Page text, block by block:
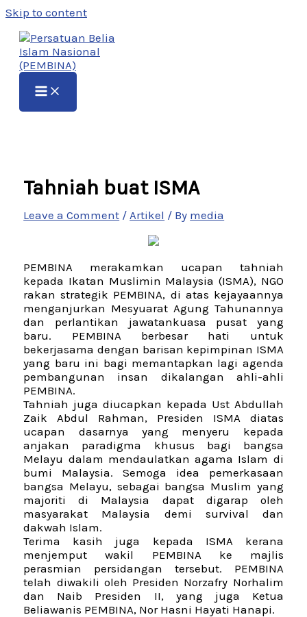
Skip to content
Tahniah buat ISMA
Leave a Comment / Artikel / By media
PEMBINA merakamkan ucapan tahniah
kepada Ikatan Muslimin Malaysia (ISMA), NGO
rakan strategik PEMBINA, di atas kejayaannya
menganjurkan Mesyuarat Agung Tahunannya
dan perlantikan jawatankuasa pusat yang
baru. PEMBINA berbesar hati untuk
bekerjasama dengan barisan kepimpinan ISMA
yang baru ini bagi memantapkan lagi agenda
pembangunan insan dikalangan ahli-ahli
PEMBINA.
Tahniah juga diucapkan kepada Ust Abdullah
Zaik Abdul Rahman, Presiden ISMA diatas
ucapan dasarnya yang menyeru kepada
anjakan paradigma khusus bagi bangsa
Melayu dalam mendaulatkan agama Islam di
bumi Malaysia. Semoga idea pemerkasaan
bangsa Melayu, sebagai bangsa Muslim yang
majoriti di Malaysia dapat digarap oleh
masyarakat Malaysia demi survival dan
dakwah Islam.
Terima kasih juga kepada ISMA kerana
menjemput wakil PEMBINA ke majlis
perasmian persidangan tersebut. PEMBINA
telah diwakili oleh Presiden Norzafry Norhalim
dan Naib Presiden II, yang juga Ketua
Beliawanis PEMBINA, Nor Hasni Hayati Hanapi.